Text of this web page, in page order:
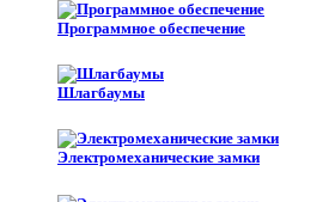
Программное обеспечение
Шлагбаумы
Электромеханические замки